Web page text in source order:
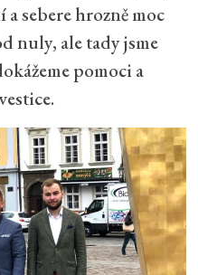
sebere hrozně moc
nuly, ale tady jsme
pomoci a